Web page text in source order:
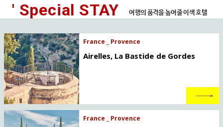
' Special STAY 여행의 품격을 높여줄 이색 호텔
France _ Provence
Airelles, La Bastide de Gordes
France _ Provence